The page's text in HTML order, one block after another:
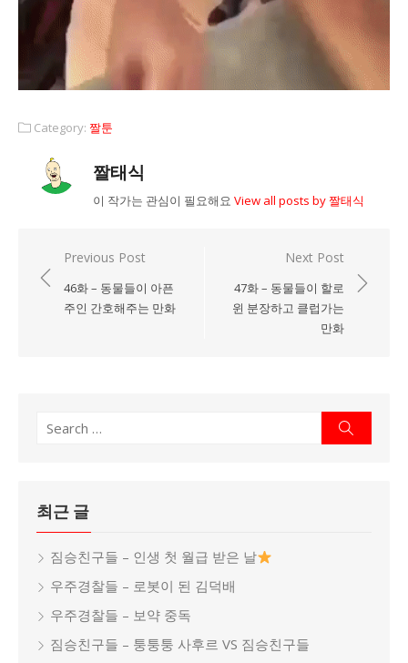
Category: 짤툰
짤태식
이 작가는 관심이 필요해요 View all posts by 짤태식
글
Previous Post
46화 – 동물들이 아픈
주인 간호해주는 만화
Next Post
47화 – 동물들이 할로
윈 분장하고 클럽가는
만화
Search
최근 글
짐승친구들 – 인생 첫 월급 받은 날
우주경찰들 – 로봇이 된 김덕배
우주경찰들 – 보약 중독
짐승친구들 – 퉁퉁퉁 사후르 VS 짐승친구들